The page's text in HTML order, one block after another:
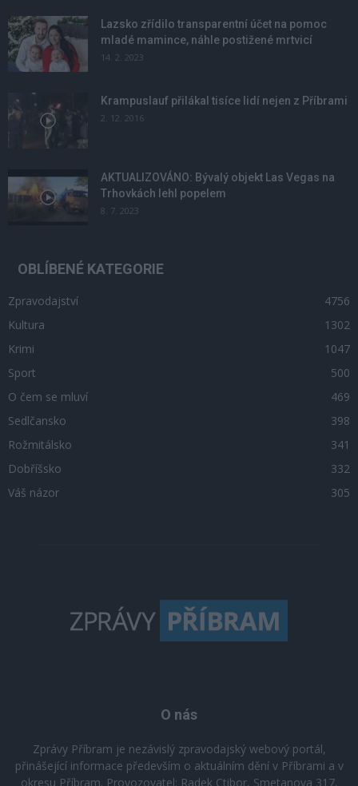
Lazsko zřídilo transparentní účet na pomoc
mladé mamince, náhle postižené mrtvicí
14. 2. 2023
Krampuslauf přilákal tisíce lidí nejen z Příbrami
2. 12. 2016
AKTUALIZOVÁNO: Bývalý objekt Las Vegas na
Trhovkách lehl popelem
8. 7. 2023
OBLÍBENÉ KATEGORIE
Zpravodajství
4756
Kultura
1302
Krimi
1047
Sport
500
O čem se mluví
469
Sedlčansko
398
Rožmitálsko
341
Dobříšsko
332
Váš názor
305
O nás
Zprávy Příbram je nezávislý zpravodajský webový portál,
přinášející informace především o aktuálním dění v Příbrami a v
okresu Příbram. Provozovatel: Radek Ctibor, Smetanova 317,